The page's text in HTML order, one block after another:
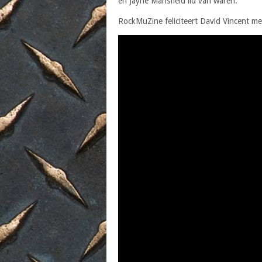
RockMuZine feliciteert David Vincent